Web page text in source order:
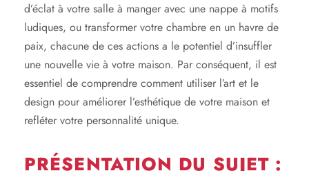
d’éclat à votre salle à manger avec une nappe à motifs
ludiques, ou transformer votre chambre en un havre de
paix, chacune de ces actions a le potentiel d’insuffler
une nouvelle vie à votre maison. Par conséquent, il est
essentiel de comprendre comment utiliser l’art et le
design pour améliorer l’esthétique de votre maison et
refléter votre personnalité unique.
PRÉSENTATION DU SUJET :